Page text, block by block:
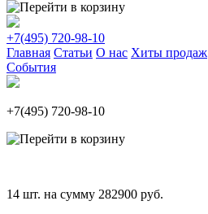
+7(495) 720-98-10
Главная Статьи О нас Хиты продаж
События
+7(495) 720-98-10
14 шт. на сумму 282900 руб.